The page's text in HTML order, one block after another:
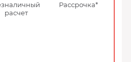
расчет
Рассрочка*